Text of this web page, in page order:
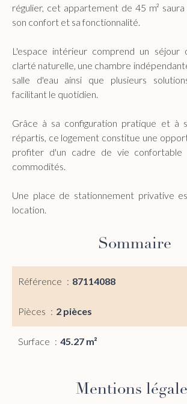
régulier, cet appartement de 45 m²
son confort et sa fonctionnalité.
L'espace intérieur comprend un séjour
clarté naturelle, une chambre
salle d'eau ainsi que plusieurs
facilitant le quotidien.
Grâce à sa configuration pratique et à
répartis, ce logement constitue une
profiter d'un cadre de vie confortable
commodités.
Une place de stationnement privative
location.
Sommaire
Référence 87114088
Pièces 2 pièces
Surface 45.27 m²
Mentions